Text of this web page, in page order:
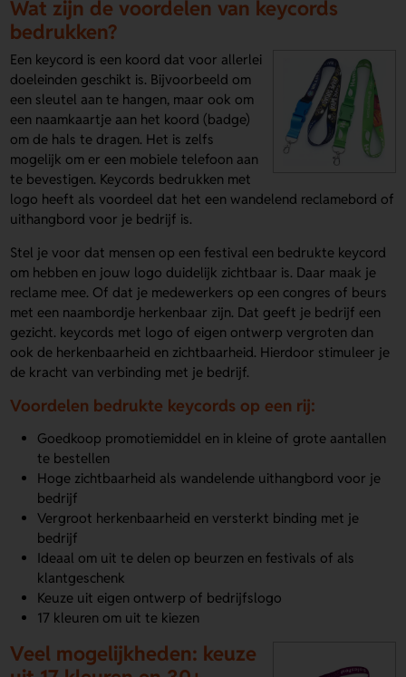
Wat zijn de voordelen van keycords
bedrukken?
Een keycord is een koord dat voor allerlei
doeleinden geschikt is. Bijvoorbeeld om
een sleutel aan te hangen, maar ook om
een naamkaartje aan het koord (badge)
om de hals te dragen. Het is zelfs
mogelijk om er een mobiele telefoon aan
te bevestigen. Keycords bedrukken met
logo heeft als voordeel dat het een wandelend reclamebord of
uithangbord voor je bedrijf is.
Stel je voor dat mensen op een festival een bedrukte keycord
om hebben en jouw logo duidelijk zichtbaar is. Daar maak je
reclame mee. Of dat je medewerkers op een congres of beurs
met een naambordje herkenbaar zijn. Dat geeft je bedrijf een
gezicht. keycords met logo of eigen ontwerp vergroten dan
ook de herkenbaarheid en zichtbaarheid. Hierdoor stimuleer je
de kracht van verbinding met je bedrijf.
Voordelen bedrukte keycords op een rij:
Goedkoop promotiemiddel en in kleine of grote aantallen
te bestellen
Hoge zichtbaarheid als wandelende uithangbord voor je
bedrijf
Vergroot herkenbaarheid en versterkt binding met je
bedrijf
Ideaal om uit te delen op beurzen en festivals of als
klantgeschenk
Keuze uit eigen ontwerp of bedrijfslogo
17 kleuren om uit te kiezen
Veel mogelijkheden: keuze